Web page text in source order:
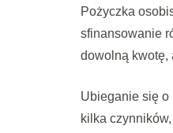
Pożyczka
sfinansowanie
dowolną kwotę,
Ubieganie się o
kilka